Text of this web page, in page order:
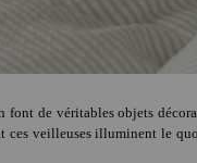
de véritables objets
veilleuses illuminent le